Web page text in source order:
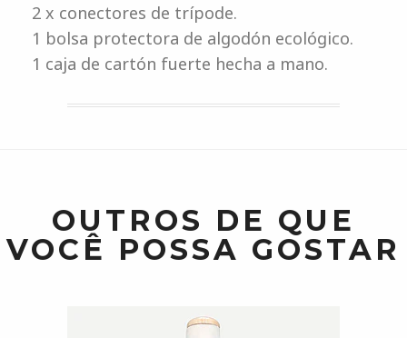
2 x conectores de trípode.
1 bolsa protectora de algodón ecológico.
1 caja de cartón fuerte hecha a mano.
OUTROS DE QUE
VOCÊ POSSA GOSTAR